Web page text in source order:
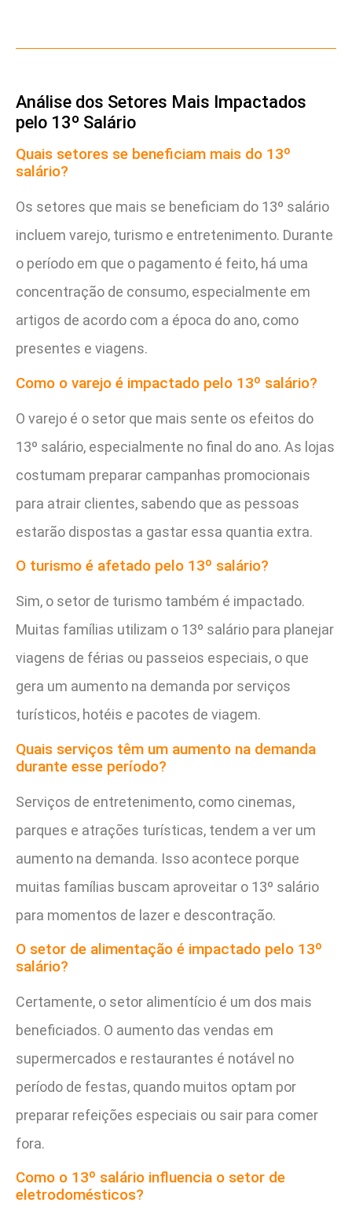
Análise dos Setores Mais Impactados
pelo 13º Salário
Quais setores se beneficiam mais do 13º
salário?
Os setores que mais se beneficiam do 13º salário
incluem varejo, turismo e entretenimento. Durante
o período em que o pagamento é feito, há uma
concentração de consumo, especialmente em
artigos de acordo com a época do ano, como
presentes e viagens.
Como o varejo é impactado pelo 13º salário?
O varejo é o setor que mais sente os efeitos do
13º salário, especialmente no final do ano. As lojas
costumam preparar campanhas promocionais
para atrair clientes, sabendo que as pessoas
estarão dispostas a gastar essa quantia extra.
O turismo é afetado pelo 13º salário?
Sim, o setor de turismo também é impactado.
Muitas famílias utilizam o 13º salário para planejar
viagens de férias ou passeios especiais, o que
gera um aumento na demanda por serviços
turísticos, hotéis e pacotes de viagem.
Quais serviços têm um aumento na demanda
durante esse período?
Serviços de entretenimento, como cinemas,
parques e atrações turísticas, tendem a ver um
aumento na demanda. Isso acontece porque
muitas famílias buscam aproveitar o 13º salário
para momentos de lazer e descontração.
O setor de alimentação é impactado pelo 13º
salário?
Certamente, o setor alimentício é um dos mais
beneficiados. O aumento das vendas em
supermercados e restaurantes é notável no
período de festas, quando muitos optam por
preparar refeições especiais ou sair para comer
fora.
Como o 13º salário influencia o setor de
eletrodomésticos?